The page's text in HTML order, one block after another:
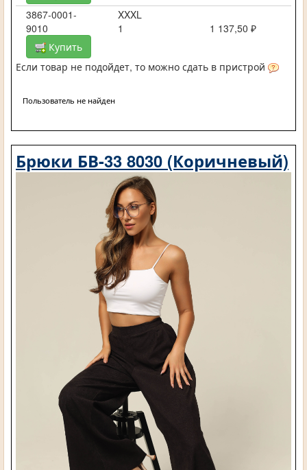
3867-0001-
9010
XXXL
1
1 137,50 ₽
Купить
Если товар не подойдет, то можно сдать в пристрой
Пользователь не найден
Брюки БВ-33 8030 (Коричневый)